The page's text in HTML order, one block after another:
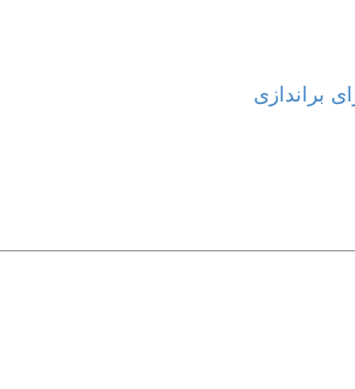
براندازی